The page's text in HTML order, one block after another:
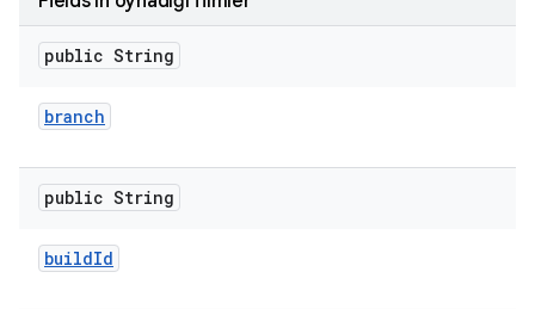
public String
branch
public String
buildId